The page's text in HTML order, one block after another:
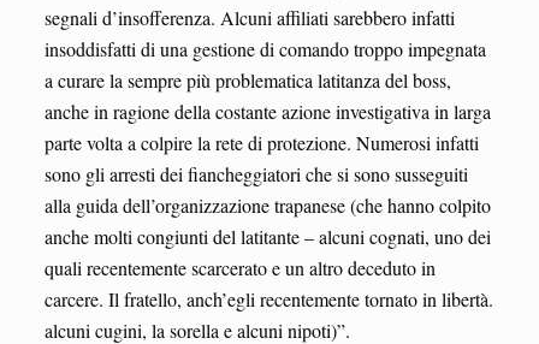
segnali d’insofferenza. Alcuni affiliati sarebbero infatti
insoddisfatti di una gestione di comando troppo impegnata
a curare la sempre più problematica latitanza del boss,
anche in ragione della costante azione investigativa in larga
parte volta a colpire la rete di protezione. Numerosi infatti
sono gli arresti dei fiancheggiatori che si sono susseguiti
alla guida dell’organizzazione trapanese (che hanno colpito
anche molti congiunti del latitante – alcuni cognati, uno dei
quali recentemente scarcerato e un altro deceduto in
carcere. Il fratello, anch’egli recentemente tornato in libertà.
alcuni cugini, la sorella e alcuni nipoti)”.